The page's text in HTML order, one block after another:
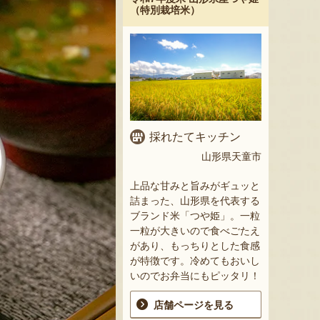
（特別栽培米）
採れたてキッチン
山形県天童市
上品な甘みと旨みがギュッと
詰まった、山形県を代表する
ブランド米「つや姫」。一粒
一粒が大きいので食べごたえ
があり、もっちりとした食感
が特徴です。冷めてもおいし
いのでお弁当にもピッタリ！
店舗ページを見る